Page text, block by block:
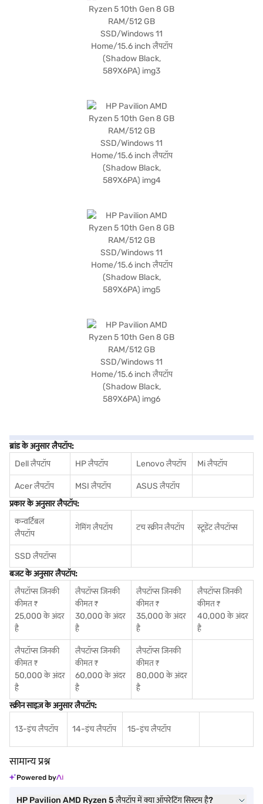
ब्रांड के अनुसार लैपटॉप:
Dell लैपटॉप
HP लैपटॉप Lenovo लैपटॉप Mi लैपटॉप
Acer लैपटॉप MSI लैपटॉप
ASUS लैपटॉप
प्रकार के अनुसार लैपटॉप:
कन्वर्टिबल
लैपटॉप
गेमिंग लैपटॉप टच स्क्रीन लैपटॉप स्टूडेंट लैपटॉप्स
SSD लैपटॉप्स
बजट के अनुसार लैपटॉप:
लैपटॉप्स जिनकी
कीमत ₹
25,000 के अंदर
है
लैपटॉप्स जिनकी
कीमत ₹
30,000 के अंदर
है
लैपटॉप्स जिनकी
कीमत ₹
35,000 के अंदर
है
लैपटॉप्स जिनकी
कीमत ₹
40,000 के अंदर
है
लैपटॉप्स जिनकी
कीमत ₹
50,000 के अंदर
है
लैपटॉप्स जिनकी
कीमत ₹
60,000 के अंदर
है
लैपटॉप्स जिनकी
कीमत ₹
80,000 के अंदर
है
स्क्रीन साइज़ के अनुसार लैपटॉप:
13-इंच लैपटॉप 14-इंच लैपटॉप 15-इंच लैपटॉप
सामान्य प्रश्न
Powered by
HP Pavilion AMD Ryzen 5 लैपटॉप में क्या ऑपरेटिंग सिस्टम है?